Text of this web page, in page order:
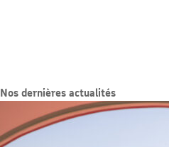
Nos dernières actualités